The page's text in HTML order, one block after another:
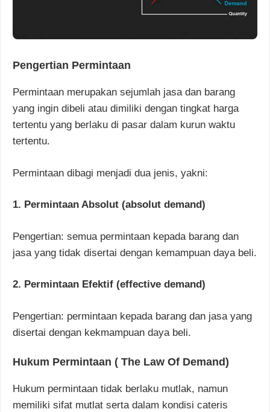
Pengertian Permintaan
Permintaan merupakan sejumlah jasa dan barang
yang ingin dibeli atau dimiliki dengan tingkat harga
tertentu yang berlaku di pasar dalam kurun waktu
tertentu.
Permintaan dibagi menjadi dua jenis, yakni:
1. Permintaan Absolut (absolut demand)
Pengertian: semua permintaan kepada barang dan
jasa yang tidak disertai dengan kemampuan daya beli.
2. Permintaan Efektif (effective demand)
Pengertian: permintaan kepada barang dan jasa yang
disertai dengan kekmampuan daya beli.
Hukum Permintaan ( The Law Of Demand)
Hukum permintaan tidak berlaku mutlak, namun
memiliki sifat mutlat serta dalam kondisi cateris